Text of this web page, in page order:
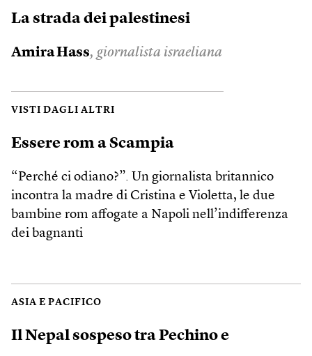
La strada dei palestinesi
Amira Hass, giornalista israeliana
VISTI DAGLI ALTRI
Essere rom a Scampia
“Perché ci odiano?”. Un giornalista britannico
incontra la madre di Cristina e Violetta, le due
bambine rom affogate a Napoli nell’indifferenza
dei bagnanti
ASIA E PACIFICO
Il Nepal sospeso tra Pechino e